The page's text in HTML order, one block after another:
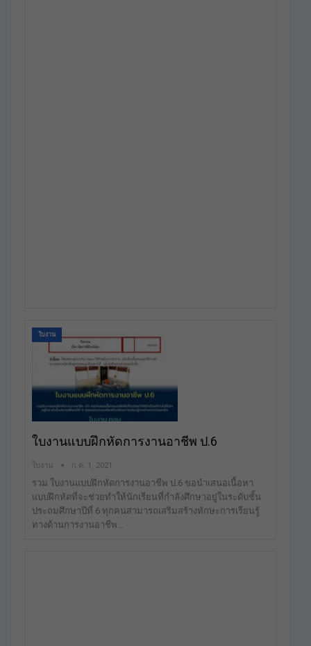
ใบงาน
ใบงานแบบฝึกหัดการงานอาชีพ ป.6
ใบงาน ก.ค. 1, 2021
รวม ใบงานแบบฝึกหัดการงานอาชีพ ป.6 ขอนำเสนอเนื้อหา
แบบฝึกหัดที่จะช่วยทำให้นักเรียนที่กำลังศึกษาอยู่ในระดับชั้น
ประถมศึกษาปีที่ 6 ทุกคนสามารถเสริมสร้างทักษะการเรียนรู้
ทางด้านการงานอาชีพ…